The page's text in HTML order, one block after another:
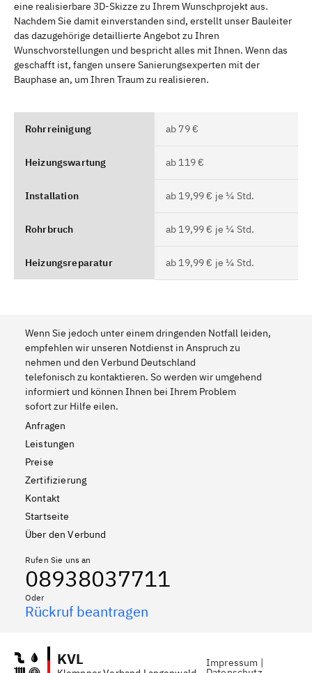
eine realisierbare 3D-Skizze zu Ihrem Wunschprojekt aus.
Nachdem Sie damit einverstanden sind, erstellt unser Bauleiter
das dazugehörige detaillierte Angebot zu Ihren
Wunschvorstellungen und bespricht alles mit Ihnen. Wenn das
geschafft ist, fangen unsere Sanierungsexperten mit der
Bauphase an, um Ihren Traum zu realisieren.
Rohrreinigung ab 79 €
Heizungswartung ab 119 €
Installation ab 19,99 € je ¼ Std.
Rohrbruch ab 19,99 € je ¼ Std.
Heizungsreparatur ab 19,99 € je ¼ Std.
Wenn Sie jedoch unter einem dringenden Notfall leiden,
empfehlen wir unseren Notdienst in Anspruch zu
nehmen und den Verbund Deutschland
telefonisch zu kontaktieren. So werden wir umgehend
informiert und können Ihnen bei Ihrem Problem
sofort zur Hilfe eilen.
Anfragen
Leistungen
Preise
Zertifizierung
Kontakt
Startseite
Über den Verbund
Rufen Sie uns an
08938037711
Oder
Rückruf beantragen
KVL Impressum |